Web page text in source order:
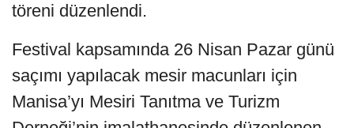
töreni düzenlendi.
Festival kapsamında 26 Nisan Pazar günü
saçımı yapılacak mesir macunları için
Manisa’yı Mesiri Tanıtma ve Turizm